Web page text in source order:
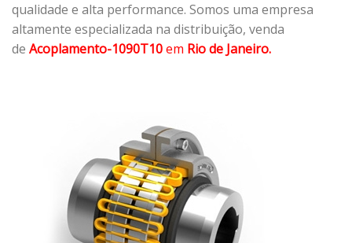
qualidade e alta performance. Somos uma empresa
altamente especializada na distribuição, venda
de Acoplamento-1090T10em Rio de Janeiro.